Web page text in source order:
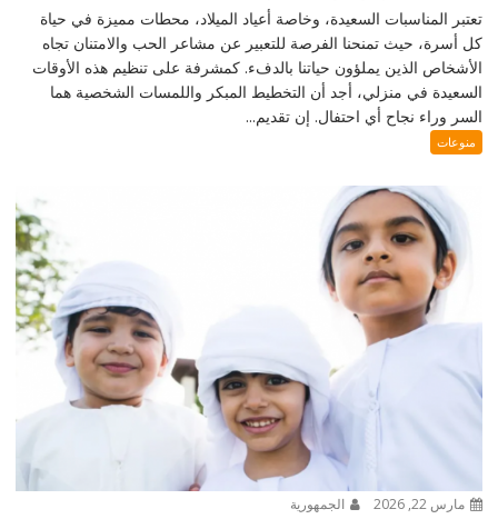
تعتبر المناسبات السعيدة، وخاصة أعياد الميلاد، محطات مميزة في حياة
كل أسرة، حيث تمنحنا الفرصة للتعبير عن مشاعر الحب والامتنان تجاه
الأشخاص الذين يملؤون حياتنا بالدفء. كمشرفة على تنظيم هذه الأوقات
السعيدة في منزلي، أجد أن التخطيط المبكر واللمسات الشخصية هما
السر وراء نجاح أي احتفال. إن تقديم...
منوعات
مارس 22, 2026 الجمهورية